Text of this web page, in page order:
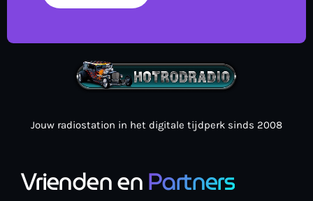
Jouw radiostation in het digitale tijdperk sinds 2008
Vrienden enPartners